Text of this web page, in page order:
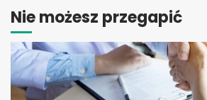
Nie możesz przegapić